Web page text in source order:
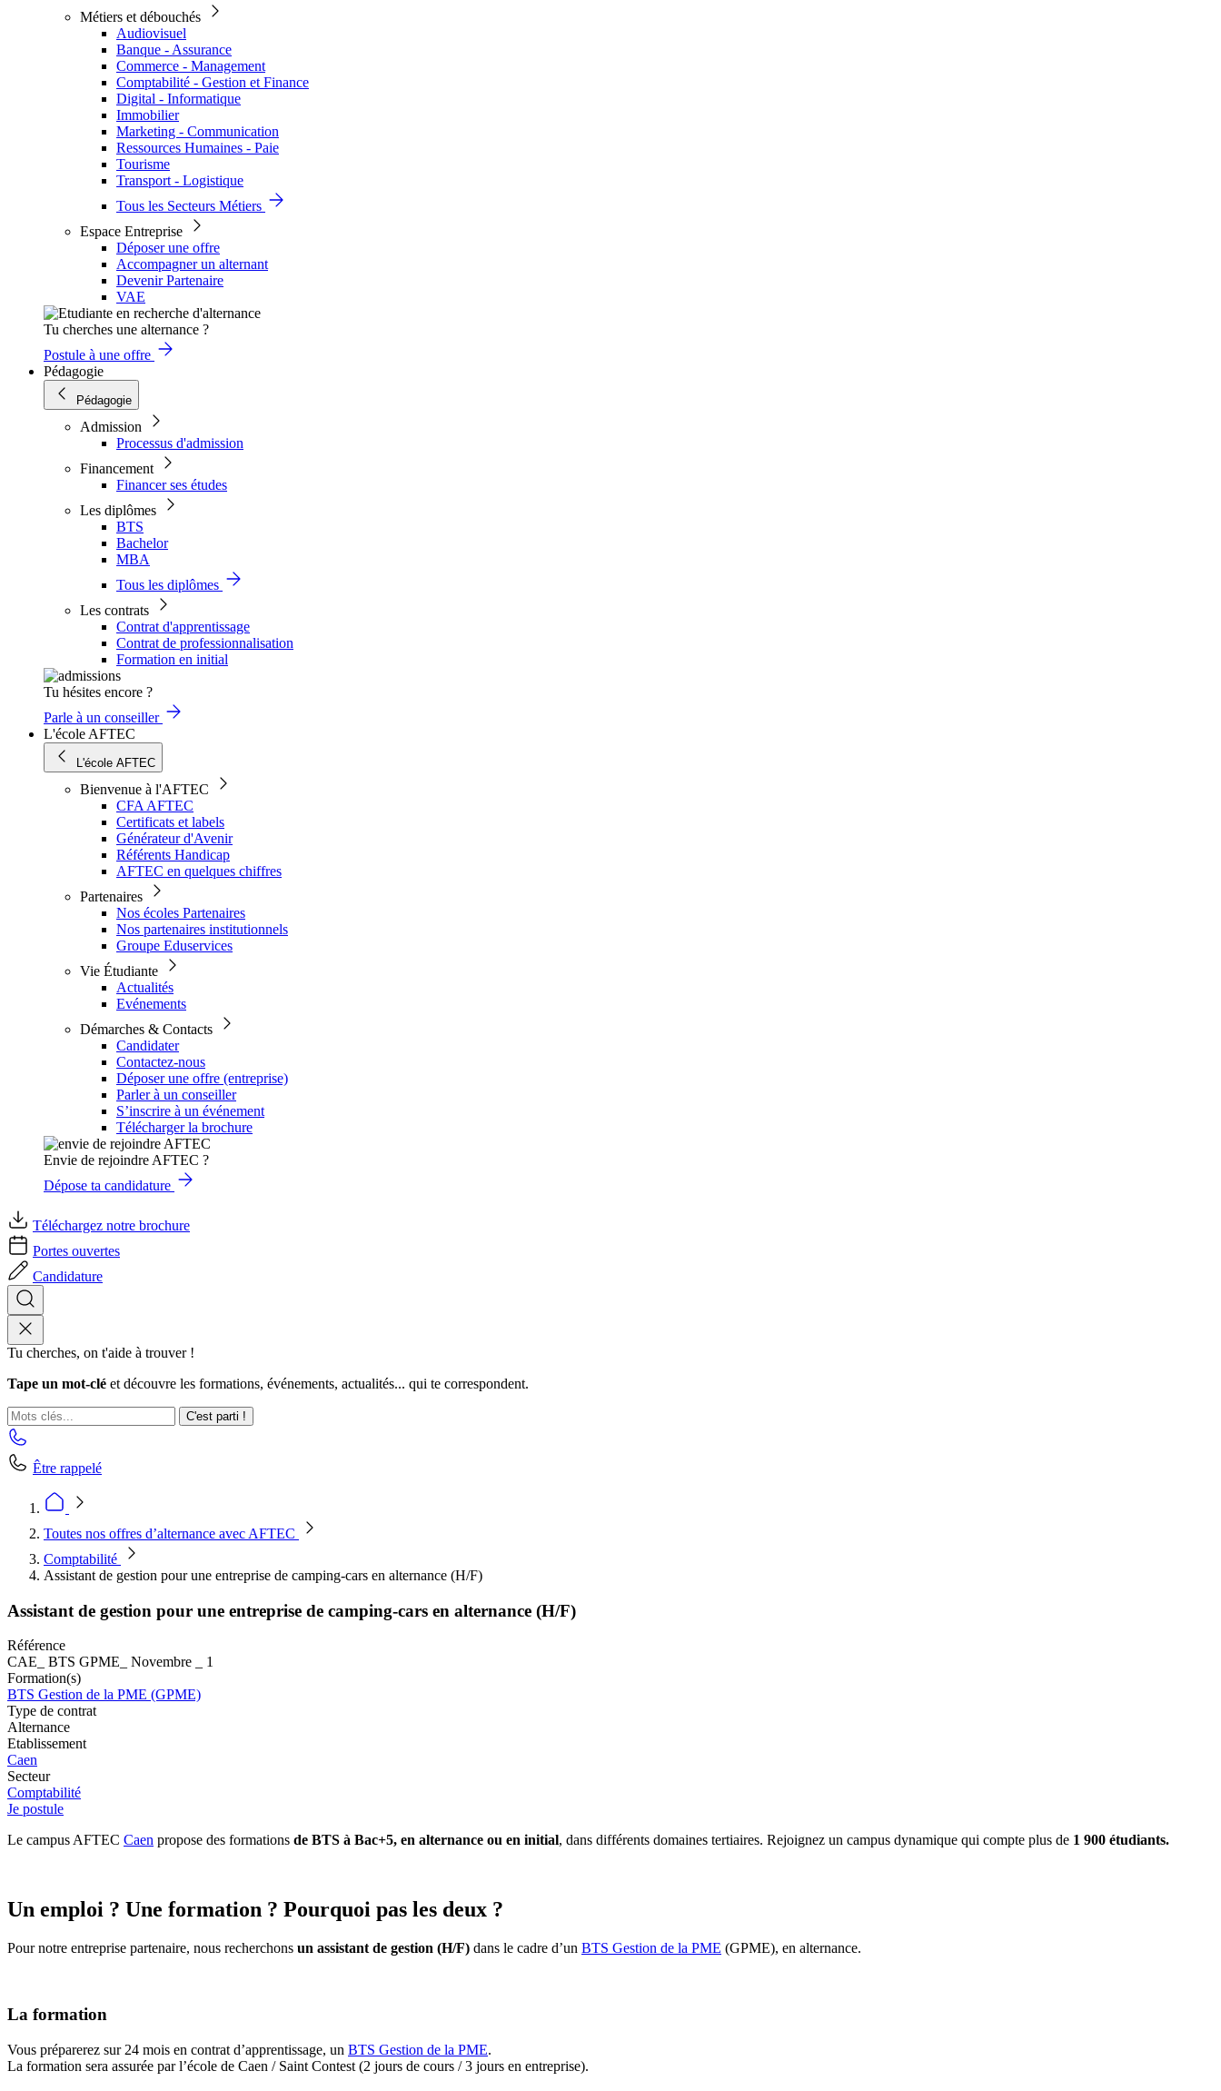
Métiers et débouchés
Audiovisuel
Banque - Assurance
Commerce - Management
Comptabilité - Gestion et Finance
Digital - Informatique
Immobilier
Marketing - Communication
Ressources Humaines - Paie
Tourisme
Transport - Logistique
Tous les Secteurs Métiers
Espace Entreprise
Déposer une offre
Accompagner un alternant
Devenir Partenaire
VAE
Tu cherches une alternance ?
Postule à une offre
Pédagogie
Pédagogie
Admission
Processus d'admission
Financement
Financer ses études
Les diplômes
BTS
Bachelor
MBA
Tous les diplômes
Les contrats
Contrat d'apprentissage
Contrat de professionnalisation
Formation en initial
Tu hésites encore ?
Parle à un conseiller
L'école AFTEC
L'école AFTEC
Bienvenue à l'AFTEC
CFA AFTEC
Certificats et labels
Générateur d'Avenir
Référents Handicap
AFTEC en quelques chiffres
Partenaires
Nos écoles Partenaires
Nos partenaires institutionnels
Groupe Eduservices
Vie Étudiante
Actualités
Evénements
Démarches & Contacts
Candidater
Contactez-nous
Déposer une offre (entreprise)
Parler à un conseiller
S’inscrire à un événement
Télécharger la brochure
Envie de rejoindre AFTEC ?
Dépose ta candidature
Téléchargez notre brochure
Portes ouvertes
Candidature
Tu cherches, on t'aide à trouver !
Tape un mot-clé et découvre les formations, événements, actualités... qui te correspondent.
C'est parti !
Être rappelé
Toutes nos offres d’alternance avec AFTEC
Comptabilité
Assistant de gestion pour une entreprise de camping-cars en alternance (H/F)
Assistant de gestion pour une entreprise de camping-cars en alternance (H/F)
Référence
CAE_ BTS GPME_ Novembre _ 1
Formation(s)
BTS Gestion de la PME (GPME)
Type de contrat
Alternance
Etablissement
Caen
Secteur
Comptabilité
Je postule
Le campus AFTEC Caen propose des formations de BTS à Bac+5, en alternance ou en initial, dans différents domaines tertiaires. Rejoignez un campus dynamique qui compte plus de 1 900 étudiants.
Un emploi ? Une formation ? Pourquoi pas les deux ?
Pour notre entreprise partenaire, nous recherchons un assistant de gestion (H/F) dans le cadre d’un BTS Gestion de la PME (GPME), en alternance.
La formation
Vous préparerez sur 24 mois en contrat d’apprentissage, un BTS Gestion de la PME.
La formation sera assurée par l’école de Caen / Saint Contest (2 jours de cours / 3 jours en entreprise).